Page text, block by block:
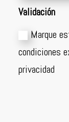
Validación
Marque
condiciones
privacidad